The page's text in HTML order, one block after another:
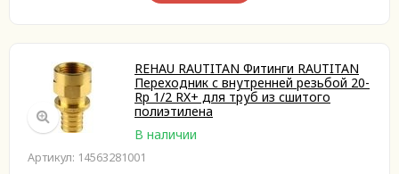
REHAU RAUTITAN Фитинги RAUTITAN
Переходник с внутренней резьбой 20-
Rp 1/2 RX+ для труб из сшитого
полиэтилена
В наличии
Артикул: 14563281001